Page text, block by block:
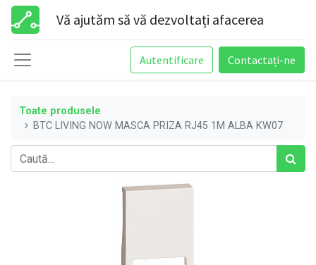
Vă ajutăm să vă dezvoltați afacerea
Autentificare Contactați-ne
Toate produsele
BTC LIVING NOW MASCA PRIZA RJ45 1M ALBA KW07